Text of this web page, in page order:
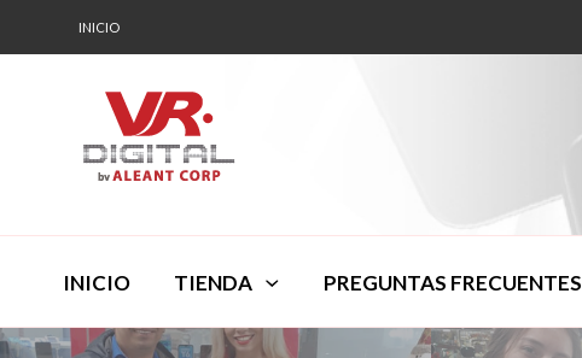
INICIO
INICIO TIENDA PREGUNTAS FRECUENTES